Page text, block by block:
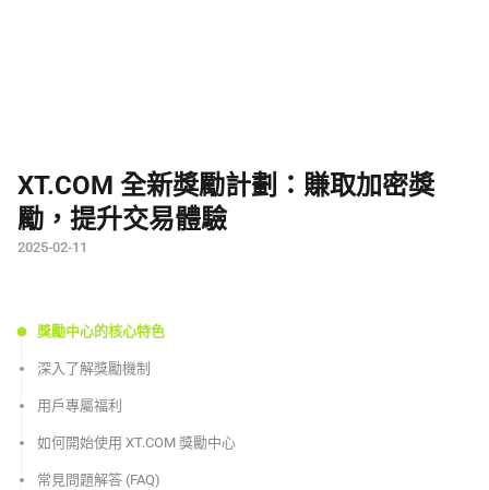
XT.COM 全新獎勵計劃：賺取加密獎
勵，提升交易體驗
2025-02-11
獎勵中心的核心特色
深入了解獎勵機制
用戶專屬福利
如何開始使用 XT.COM 獎勵中心
常見問題解答 (FAQ)